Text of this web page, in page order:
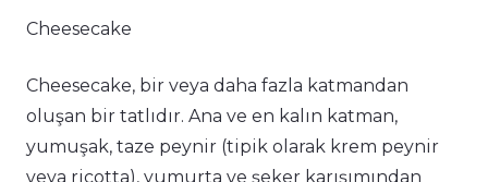
Cheesecake
Cheesecake, bir veya daha fazla katmandan
oluşan bir tatlıdır. Ana ve en kalın katman,
yumuşak, taze peynir (tipik olarak krem peynir
veya ricotta), yumurta ve şeker karışımından